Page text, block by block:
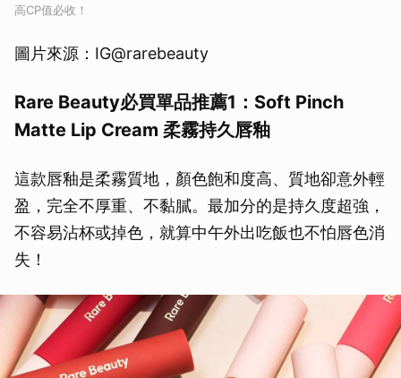
高CP值必收！
圖片來源：IG@rarebeauty
Rare Beauty必買單品推薦1：Soft Pinch
Matte Lip Cream 柔霧持久唇釉
這款唇釉是柔霧質地，顏色飽和度高、質地卻意外輕
盈，完全不厚重、不黏膩。最加分的是持久度超強，
不容易沾杯或掉色，就算中午外出吃飯也不怕唇色消
失！